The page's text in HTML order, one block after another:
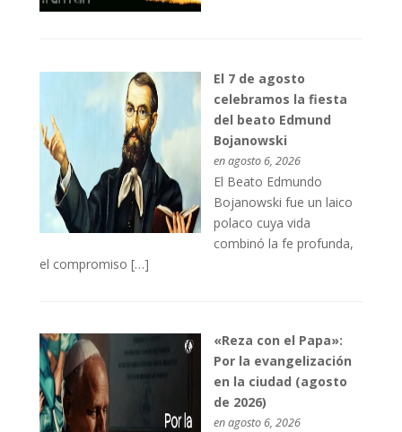
El 7 de agosto
celebramos la fiesta
del beato Edmund
Bojanowski
en agosto 6, 2026
El Beato Edmundo
Bojanowski fue un laico
polaco cuya vida
combinó la fe profunda,
el compromiso […]
«Reza con el Papa»:
Por la evangelización
en la ciudad (agosto
de 2026)
en agosto 6, 2026